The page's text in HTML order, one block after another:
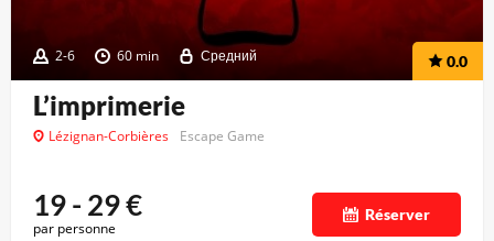
2-6 60 min Средний 0.0
L’imprimerie
Lézignan-Corbières Escape Game
19 - 29€
par personne
Réserver